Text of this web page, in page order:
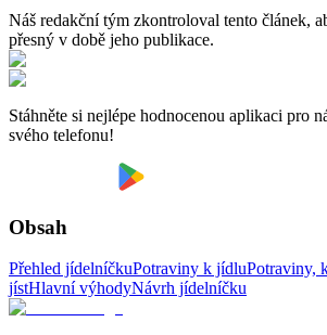
Náš redakční tým zkontroloval tento článek,
přesný v době jeho publikace.
Stáhněte si nejlépe hodnocenou aplikaci pro
svého telefonu!
Obsah
Přehled jídelníčkuPotraviny k jídluPotraviny,
jístHlavní výhodyNávrh jídelníčku